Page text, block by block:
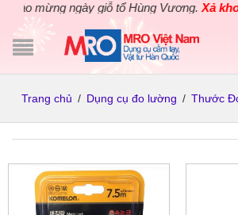
mừng ngày giỗ tổ Hùng Vương.Xả kho
Trang chủ / Dụng cụ đo lường / Thước